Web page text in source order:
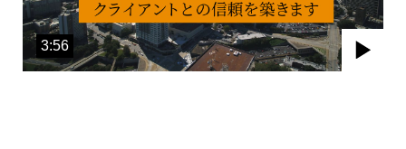
3:56